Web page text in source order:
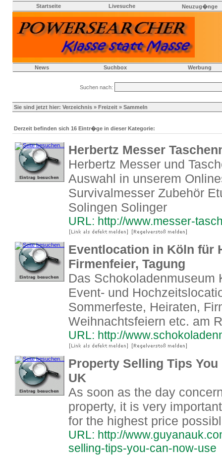
Startseite Livesuche Neuzug�nge
News Suchbox Werbung
Suchen nach:
Sie sind jetzt hier: Verzeichnis » Freizeit » Sammeln
Derzeit befinden sich 16 Eintr�ge in dieser Kategorie:
Herbertz Messer
Herbertz Messer und
Auswahl in unserem
Survivalmesser Zubehör
Solingen Solinger
URL: http://www.messer-
Eventlocation in Köln für
Firmenfeier, Tagung
Das Schokoladenmuseum
Event- und
Sommerfeste, Heiraten,
Weihnachtsfeiern etc. am
URL: http://
Property Selling Tips You
UK
As soon as the day
property, it is very
for the highest price
URL: http://
selling-tips-you-can-now-use